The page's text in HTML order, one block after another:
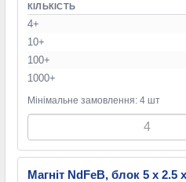
КІЛЬКІСТЬ
4+
10+
100+
1000+
Мінімальне замовлення: 4 шт
Магніт NdFeB, блок 5 x 2.5